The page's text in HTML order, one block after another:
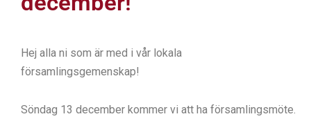
Hej alla ni som är med i vår lokala
församlingsgemenskap!
Söndag 13 december kommer vi att ha församlingsmöte.